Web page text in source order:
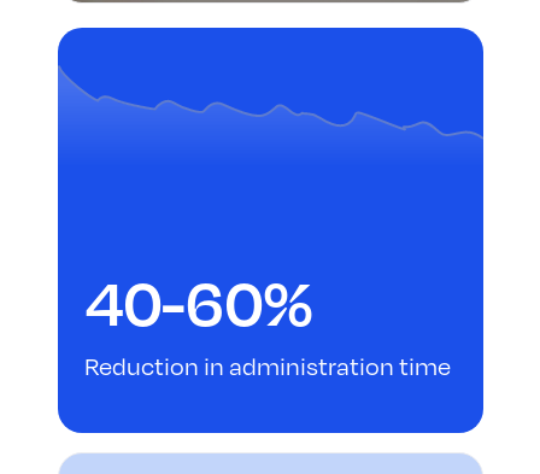
40-60%
Reduction in administration time